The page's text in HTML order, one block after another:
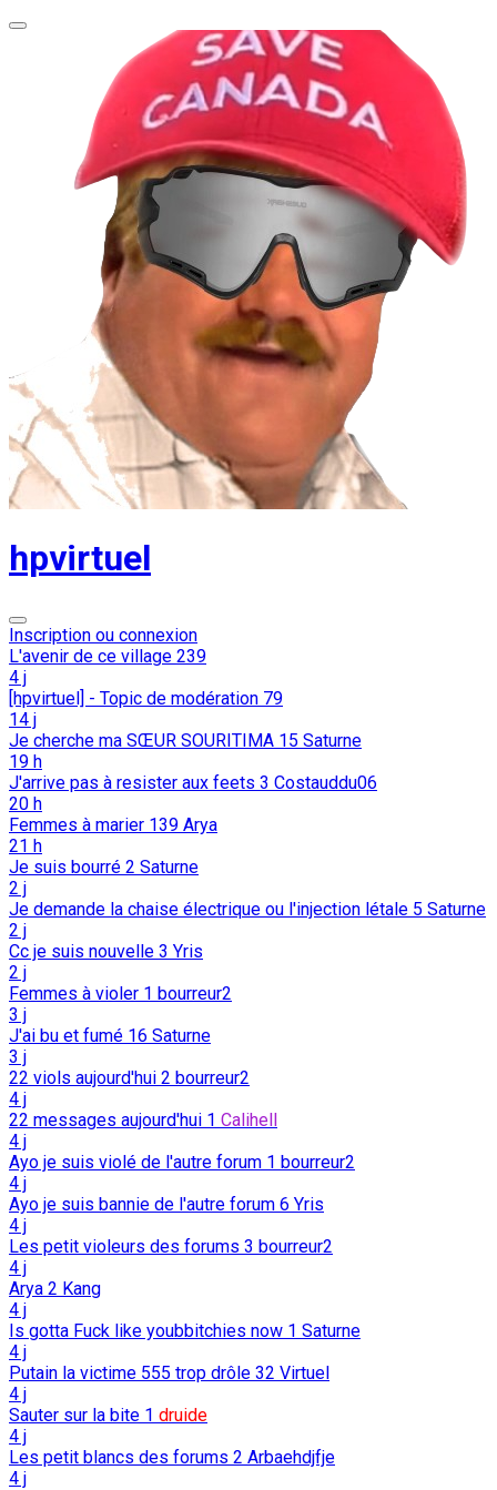
hpvirtuel
Inscription ou connexion
L'avenir de ce village 239
4 j
[hpvirtuel] - Topic de modération 79
14 j
Je cherche ma SŒUR SOURITIMA 15 Saturne
19 h
J'arrive pas à resister aux feets 3 Costauddu06
20 h
Femmes à marier 139 Arya
21 h
Je suis bourré 2 Saturne
2 j
Je demande la chaise électrique ou l'injection létale 5 Saturne
2 j
Cc je suis nouvelle 3 Yris
2 j
Femmes à violer 1 bourreur2
3 j
J'ai bu et fumé 16 Saturne
3 j
22 viols aujourd'hui 2 bourreur2
4 j
22 messages aujourd'hui 1 Calihell
4 j
Ayo je suis violé de l'autre forum 1 bourreur2
4 j
Ayo je suis bannie de l'autre forum 6 Yris
4 j
Les petit violeurs des forums 3 bourreur2
4 j
Arya 2 Kang
4 j
Is gotta Fuck like youbbitchies now 1 Saturne
4 j
Putain la victime 555 trop drôle 32 Virtuel
4 j
Sauter sur la bite 1 druide
4 j
Les petit blancs des forums 2 Arbaehdjfje
4 j